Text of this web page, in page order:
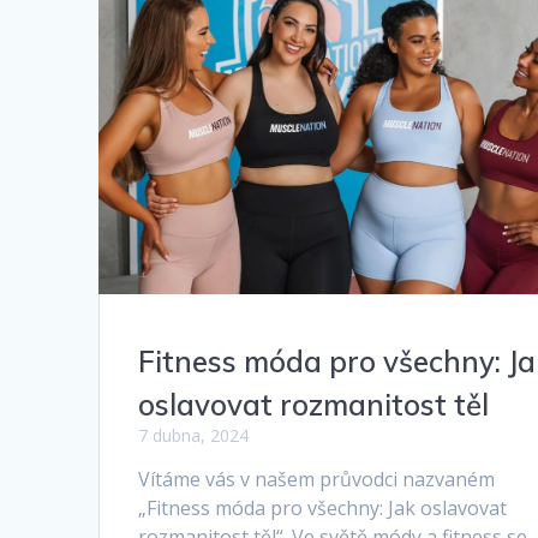
Fitness móda pro všechny:
oslavovat rozmanitost těl
7 dubna, 2024
Vítáme vás v našem průvodci nazvaném
„Fitness móda pro všechny: Jak oslavovat